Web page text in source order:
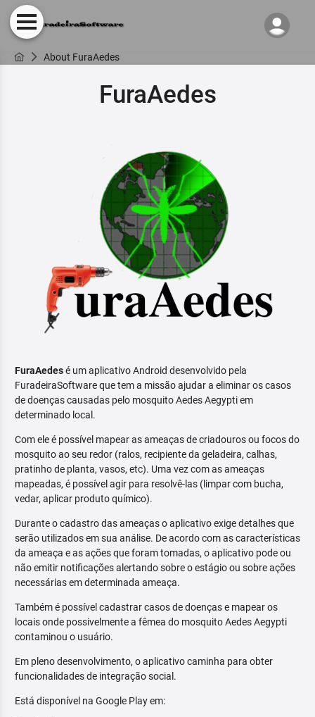
About FuraAedes
FuraAedes
FuraAedesé um aplicativo Android desenvolvido pela
FuradeiraSoftware que tem a missão ajudar a eliminar os casos
de doenças causadas pelo mosquito Aedes Aegypti em
determinado local.
Com ele é possível mapear as ameaças de criadouros ou focos do
mosquito ao seu redor (ralos, recipiente da geladeira, calhas,
pratinho de planta, vasos, etc). Uma vez com as ameaças
mapeadas, é possível agir para resolvê-las (limpar com bucha,
vedar, aplicar produto químico).
Durante o cadastro das ameaças o aplicativo exige detalhes que
serão utilizados em sua análise. De acordo com as características
da ameaça e as ações que foram tomadas, o aplicativo pode ou
não emitir notificações alertando sobre o estágio ou sobre ações
necessárias em determinada ameaça.
Também é possível cadastrar casos de doenças e mapear os
locais onde possivelmente a fêmea do mosquito Aedes Aegypti
contaminou o usuário.
Em pleno desenvolvimento, o aplicativo caminha para obter
funcionalidades de integração social.
Está disponível na Google Play em: